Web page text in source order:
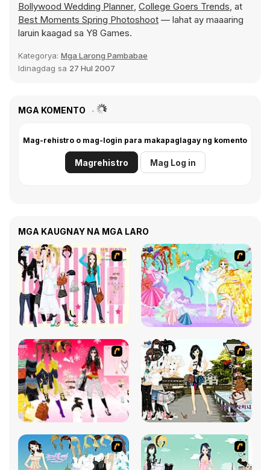
Bollywood Wedding Planner, College Goers Trends, at
Best Moments Spring Photoshoot — lahat ay maaaring
laruin kaagad sa Y8 Games.
Kategorya: Mga Larong Pambabae
Idinagdag sa 27 Hul 2007
MGA KOMENTO
Mag-rehistro o mag-login para makapaglagay ng komento
Magrehistro Mag Log in
MGA KAUGNAY NA MGA LARO